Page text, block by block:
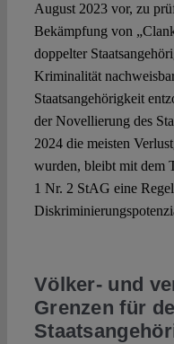
August 2023 vor, zu
Bekämpfung von
doppelter
Kriminalität
Staatsangehörigkeit
der Novellierung des
2024 die meisten
wurden, bleibt mit dem
1 Nr. 2 StAG eine
Völker- und
Grenzen für